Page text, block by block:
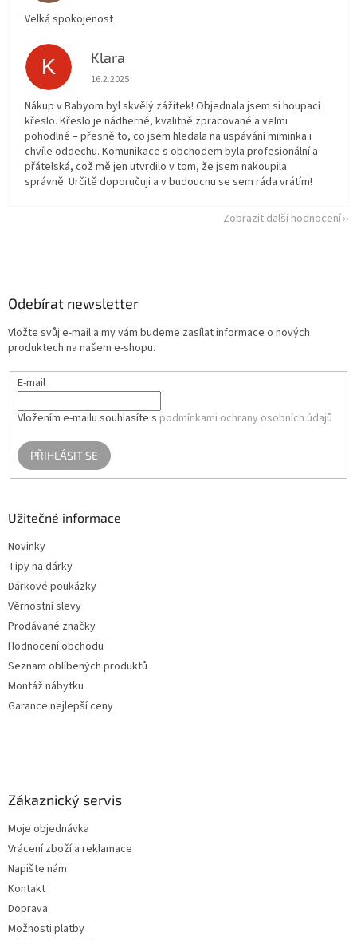
Velká spokojenost
K Klara
Hodnocení obchodu je 5 z 5 hvězdiček.
16.2.2025
Nákup v Babyom byl skvělý zážitek! Objednala jsem si houpací
křeslo. Křeslo je nádherné, kvalitně zpracované a velmi
pohodlné – přesně to, co jsem hledala na uspávání miminka i
chvíle oddechu. Komunikace s obchodem byla profesionální a
přátelská, což mě jen utvrdilo v tom, že jsem nakoupila
správně. Určitě doporučuji a v budoucnu se sem ráda vrátím!
Zobrazit další hodnocení
Odebírat newsletter
Vložte svůj e-mail a my vám budeme zasílat informace o nových
produktech na našem e-shopu.
E-mail
Vložením e-mailu souhlasíte s podmínkami ochrany osobních údajů
PŘIHLÁSIT SE
Užitečné informace
Novinky
Tipy na dárky
Dárkové poukázky
Věrnostní slevy
Prodávané značky
Hodnocení obchodu
Seznam oblíbených produktů
Montáž nábytku
Garance nejlepší ceny
Zákaznický servis
Moje objednávka
Vrácení zboží a reklamace
Napište nám
Kontakt
Doprava
Možnosti platby